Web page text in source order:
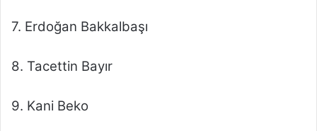
7. Erdoğan Bakkalbaşı
8. Tacettin Bayır
9. Kani Beko